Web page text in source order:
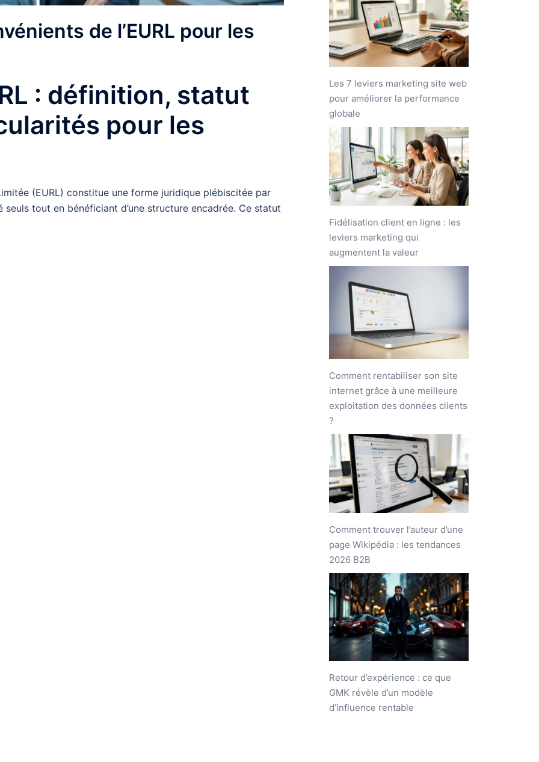
de l’EURL pour les
: définition, statut
pour les
(EURL) constitue une forme juridique plébiscitée par
tout en bénéficiant d’une structure encadrée. Ce statut
Les 7 leviers marketing site web
pour améliorer la performance
globale
Fidélisation client en ligne : les
leviers marketing qui
augmentent la valeur
Comment rentabiliser son site
internet grâce à une meilleure
exploitation des données clients
?
Comment trouver l’auteur d’une
page Wikipédia : les tendances
2026 B2B
Retour d’expérience : ce que
GMK révèle d’un modèle
d’influence rentable